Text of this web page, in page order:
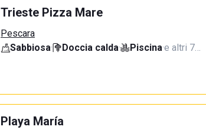
Trieste Pizza Mare
Pescara
Sabbiosa· Doccia calda· Piscina·e altri 7…
Playa María